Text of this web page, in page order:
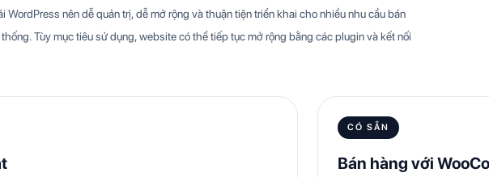
nên dễ quản trị, dễ mở rộng và thuận tiện triển khai cho nhiều nhu cầu bán
Tùy mục tiêu sử dụng, website có thể tiếp tục mở rộng bằng các plugin và kết nối
CÓ SẴN
Bán hàng với